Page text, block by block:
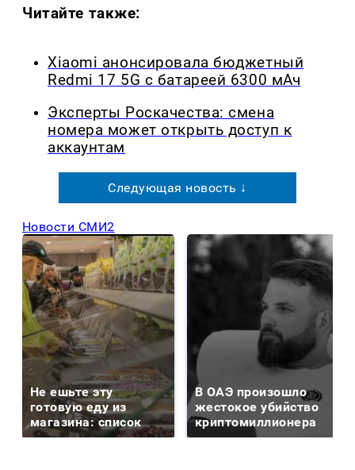
Читайте также:
Xiaomi анонсировала бюджетный
Redmi 17 5G с батареей 6300 мАч
Эксперты Роскачества: смена
номера может открыть доступ к
аккаунтам
Следующая новость ↓
Новости СМИ2
Не ешьте эту
готовую еду из
магазина: список
В ОАЭ произошло
жестокое убийство
криптомиллионера